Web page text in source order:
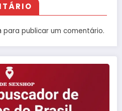
para publicar um comentário.